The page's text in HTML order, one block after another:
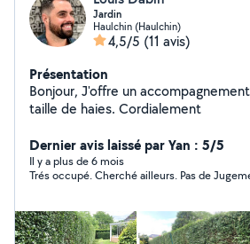
Jardin
Haulchin (Haulchin)
4,5/5 (11 avis)
Présentation
Bonjour, J'offre un
taille de haies. Cordialement
Dernier avis laissé par Yan : 5/5
Il y a plus de 6 mois
Trés occupé. Cherché ailleurs. Pas de